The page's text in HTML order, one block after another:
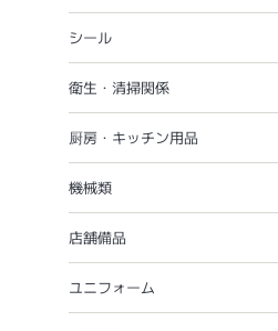
シール
衛生・清掃関係
厨房・キッチン用品
機械類
店舗備品
ユニフォーム